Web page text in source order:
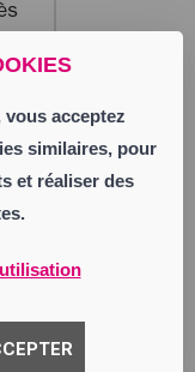
acceptez
similaires, pour
et réaliser des
à